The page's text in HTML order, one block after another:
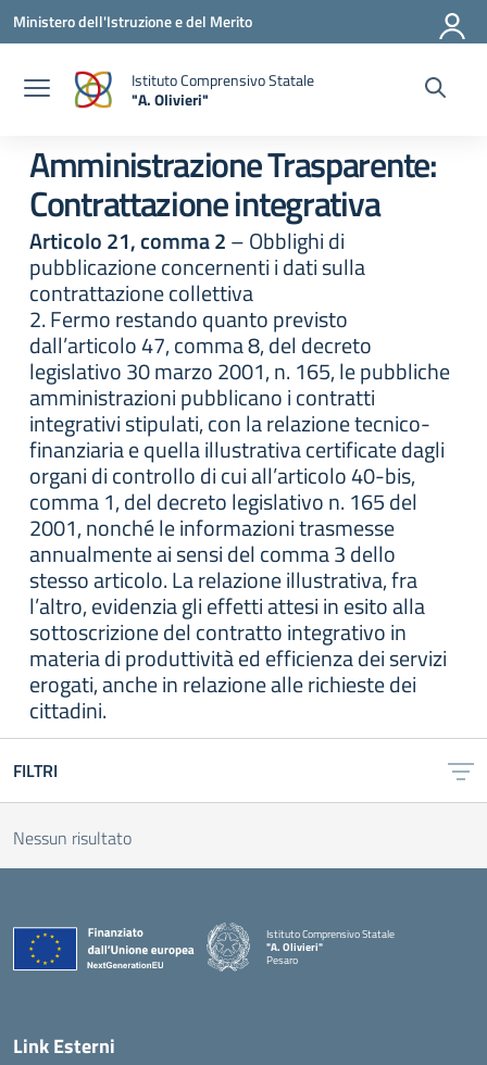
Vai ai contenuti
Vai al menu di navigazione
Vai al footer
Ministero dell'Istruzione e del Merito
Istituto Comprensivo Statale
"A. Olivieri"
Amministrazione Trasparente:
Contrattazione integrativa
Articolo 21, comma 2– Obblighi di
pubblicazione concernenti i dati sulla
contrattazione collettiva
2. Fermo restando quanto previsto
dall’articolo 47, comma 8, del decreto
legislativo 30 marzo 2001, n. 165, le pubbliche
amministrazioni pubblicano i contratti
integrativi stipulati, con la relazione tecnico-
finanziaria e quella illustrativa certificate dagli
organi di controllo di cui all’articolo 40-bis,
comma 1, del decreto legislativo n. 165 del
2001, nonché le informazioni trasmesse
annualmente ai sensi del comma 3 dello
stesso articolo. La relazione illustrativa, fra
l’altro, evidenzia gli effetti attesi in esito alla
sottoscrizione del contratto integrativo in
materia di produttività ed efficienza dei servizi
erogati, anche in relazione alle richieste dei
cittadini.
FILTRI
Nessun risultato
Istituto Comprensivo Statale
"A. Olivieri"
Pesaro
Link Esterni